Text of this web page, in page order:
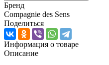
Бренд
Compagnie des Sens
Поделиться
Информация о товаре
Описание